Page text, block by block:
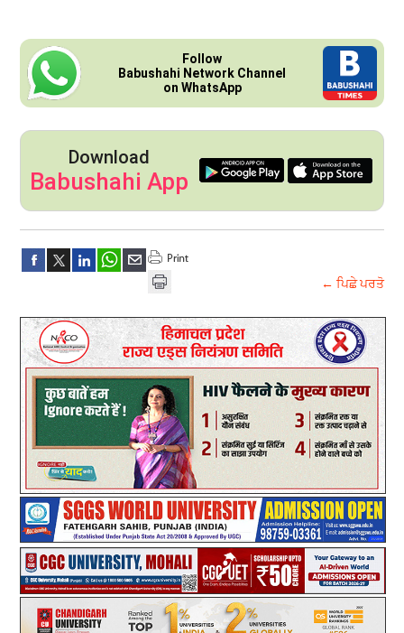
Follow
Babushahi Network Channel
on WhatsApp
Download
Babushahi App
← ਪਿਛੇ ਪਰਤੋ